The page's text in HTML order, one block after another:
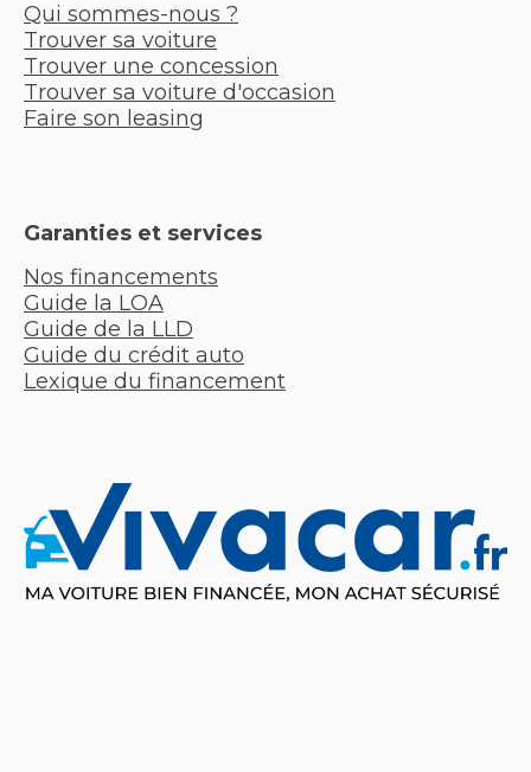
Qui sommes-nous ?
Trouver sa voiture
Trouver une concession
Trouver sa voiture d'occasion
Faire son leasing
Garanties et services
Nos financements
Guide la LOA
Guide de la LLD
Guide du crédit auto
Lexique du financement